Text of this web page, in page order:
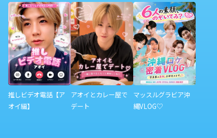
推しビデオ電話【ア
オイ編】
アオイとカレー屋で
デート
マッスルグラビア沖
縄VLOG♡